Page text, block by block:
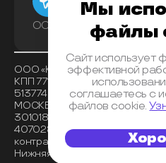
ООО «Конференции
ООО «Конференции Олега
КПП 771401001 , ОКВЭД 62.01,
5137746153518, Банк
МОСКВА, БИК 044525593,
30101810200000000593,
40702810202720001072 ,
контрагента (индекс, регион,
Нижняя, д. 14, стр. 7, оф. 08.
Мы
файлы
Сайт использует
эффективной
соглашаетесь с
файлов cookie.